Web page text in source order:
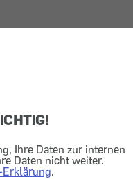
Ihre Daten zur internen
Daten nicht weiter.
Erklärung.